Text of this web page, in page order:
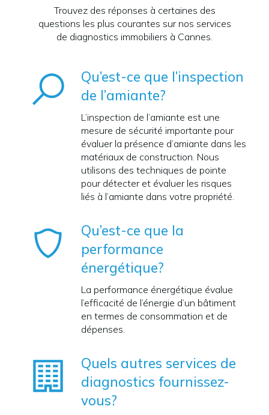
Trouvez des réponses à certaines des
questions les plus courantes sur nos services
de diagnostics immobiliers à Cannes.
Qu’est-ce que l’inspection
de l’amiante?
L’inspection de l’amiante est une
mesure de sécurité importante pour
évaluer la présence d’amiante dans les
matériaux de construction. Nous
utilisons des techniques de pointe
pour détecter et évaluer les risques
liés à l’amiante dans votre propriété.
Qu’est-ce que la
performance
énergétique?
La performance énergétique évalue
l’efficacité de l’énergie d’un bâtiment
en termes de consommation et de
dépenses.
Quels autres services de
diagnostics fournissez-
vous?